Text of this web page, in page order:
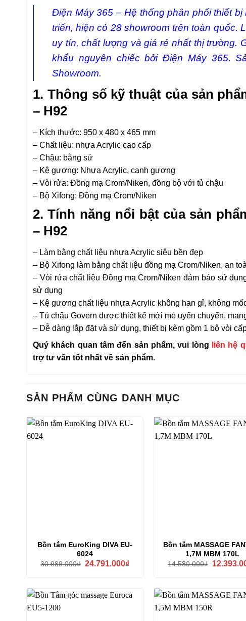
Điện Máy 365 – Hệ thống phân phối thiết
triển, hiện có 28 showroom trên toàn quốc.
uy tín, chất lượng và giá rẻ nhất thị trường.
khẩu nguyên chiếc bởi Điện Máy 365.
Showroom.
1. Thông số kỹ thuật của sản
– H92
– Kích thước: 950 x 480 x 465 mm
– Chất liệu: nhựa Acrylic cao cấp
– Chậu: bằng sứ
– Kệ gương: Nhựa Acrylic, cạnh gương
– Vòi rửa: Đồng mạ Crom/Niken, đồng bộ với tủ chậu
– Bộ Xifong: Đồng mạ Crom/Niken
2. Tính năng nổi bật của sản
– H92
– Làm bằng chất liệu nhựa Acrylic siêu bền đẹp
– Bộ Xifong làm bằng chất liệu đồng mạ Crom/Niken, an
– Vòi rửa chất liệu Đồng mạ Crom/Niken đảm bảo sử
sử dụng
– Kệ gương chất liệu nhựa Acrylic không han gỉ, không
– Tủ chậu Govern được thiết kế mới mẻ uyển chuyển,
– Dễ dàng lắp đặt và sử dụng, thiết bị kèm gồm 1 bộ vòi
Quý khách quan tâm đến sản phẩm, vui lòng
liên hệ
trợ tư vấn tốt nhất về sản phẩm.
SẢN PHẨM CÙNG DANH MỤC
Bồn tắm EuroKing DIVA EU-
6024
30.989.000₫ Giá
24.791.000₫Giá
24.791.000₫.
Bồn tắm MASSAGE
1,7M MBM 170L
14.580.000₫
Giá